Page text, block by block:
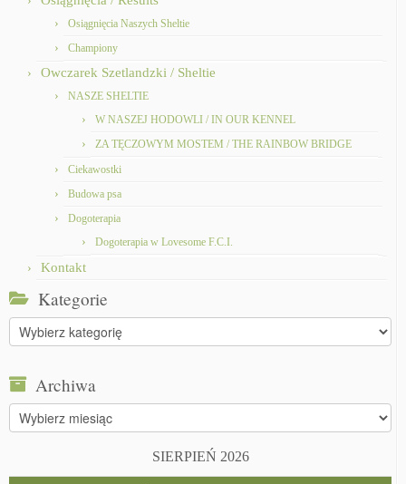
Osiągnięcia Naszych Sheltie
Championy
Owczarek Szetlandzki / Sheltie
NASZE SHELTIE
W NASZEJ HODOWLI / IN OUR KENNEL
ZA TĘCZOWYM MOSTEM / THE RAINBOW BRIDGE
Ciekawostki
Budowa psa
Dogoterapia
Dogoterapia w Lovesome F.C.I.
Kontakt
Kategorie
Kategorie
Archiwa
Archiwa
SIERPIEŃ 2026